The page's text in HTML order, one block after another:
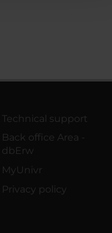
Technical support
Back office Area -
dbErw
MyUnivr
Privacy policy